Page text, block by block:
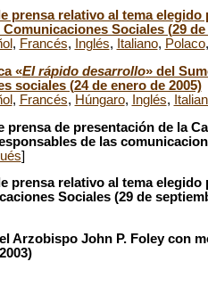
prensa relativo al tema
Sociales (29
, Francés, Inglés, Italiano, Polaco
«El rápido desarrollo» del
sociales (24 de enero de 2005)
, Francés, Húngaro, Inglés,
prensa de presentación de la
de las
]
prensa relativo al tema
Sociales (29 de
Arzobispo John P. Foley con